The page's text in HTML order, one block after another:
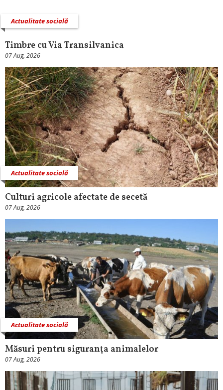
Actualitate socială
Timbre cu Via Transilvanica
07 Aug, 2026
Actualitate socială
Culturi agricole afectate de secetă
07 Aug, 2026
Actualitate socială
Măsuri pentru siguranţa animalelor
07 Aug, 2026